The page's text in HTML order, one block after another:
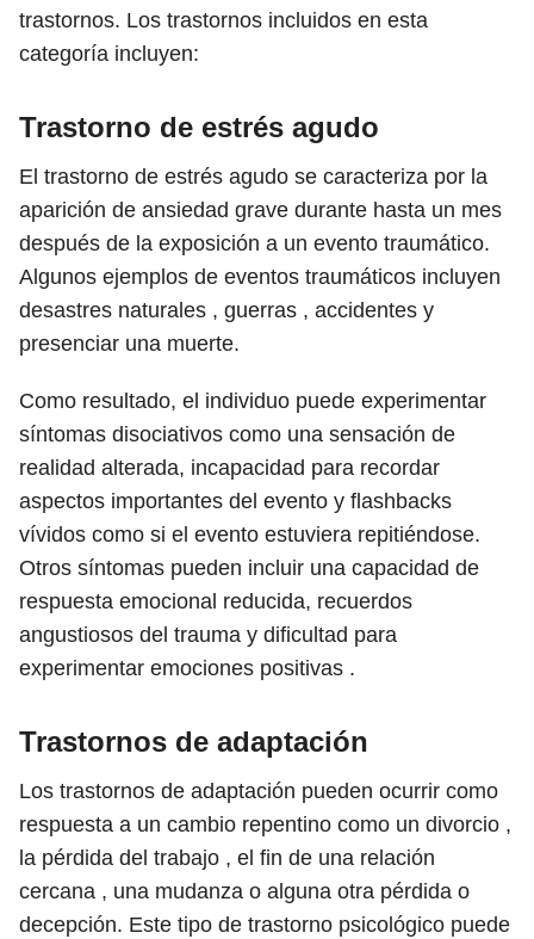
trastornos. Los trastornos incluidos en esta
categoría incluyen:
Trastorno de estrés agudo
El trastorno de estrés agudo se caracteriza por la
aparición de ansiedad grave durante hasta un mes
después de la exposición a un evento traumático.
Algunos ejemplos de eventos traumáticos incluyen
desastres naturales , guerras , accidentes y
presenciar una muerte.
Como resultado, el individuo puede experimentar
síntomas disociativos como una sensación de
realidad alterada, incapacidad para recordar
aspectos importantes del evento y flashbacks
vívidos como si el evento estuviera repitiéndose.
Otros síntomas pueden incluir una capacidad de
respuesta emocional reducida, recuerdos
angustiosos del trauma y dificultad para
experimentar emociones positivas .
Trastornos de adaptación
Los trastornos de adaptación pueden ocurrir como
respuesta a un cambio repentino como un divorcio ,
la pérdida del trabajo , el fin de una relación
cercana , una mudanza o alguna otra pérdida o
decepción. Este tipo de trastorno psicológico puede